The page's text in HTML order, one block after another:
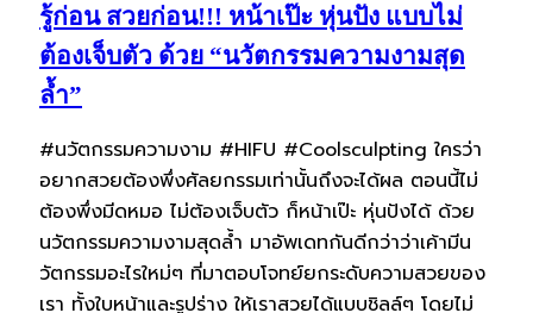
รู้ก่อน สวยก่อน!!! หน้าเป๊ะ หุ่นปัง แบบไม่
ต้องเจ็บตัว ด้วย “นวัตกรรมความงามสุด
ล้ำ”
#นวัตกรรมความงาม #HIFU #Coolsculpting ใครว่า
อยากสวยต้องพึ่งศัลยกรรมเท่านั้นถึงจะได้ผล ตอนนี้ไม่
ต้องพึ่งมีดหมอ ไม่ต้องเจ็บตัว ก็หน้าเป๊ะ หุ่นปังได้ ด้วย
นวัตกรรมความงามสุดล้ำ มาอัพเดทกันดีกว่าว่าเค้ามีน
วัตกรรมอะไรใหม่ๆ ที่มาตอบโจทย์ยกระดับความสวยของ
เรา ทั้งใบหน้าและรูปร่าง ให้เราสวยได้แบบชิลล์ๆ โดยไม่